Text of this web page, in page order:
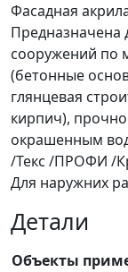
Фасадная
Предназначена
сооружений по
(бетонные
глянцевая
кирпич),
окрашенным
/Текс /ПРОФИ /
Для наружних
Детали
Объекты